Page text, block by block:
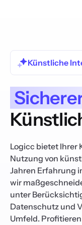
Künstliche
Logicc bietet Ihrer
Nutzung von
Jahren Erfahrung
wir
unter
Datenschutz und
Umfeld.